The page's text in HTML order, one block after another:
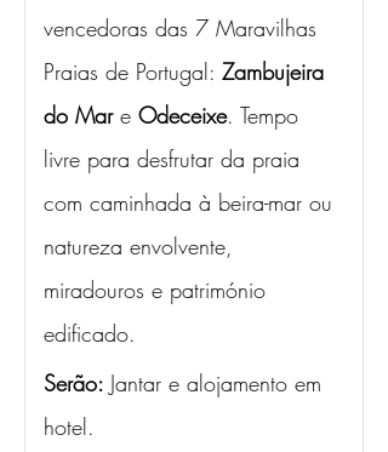
vencedoras das 7 Maravilhas
Praias de Portugal: Zambujeira
do Mar e Odeceixe. Tempo
livre para desfrutar da praia
com caminhada à beira-mar ou
natureza envolvente,
miradouros e património
edificado.
Serão: Jantar e alojamento em
hotel.